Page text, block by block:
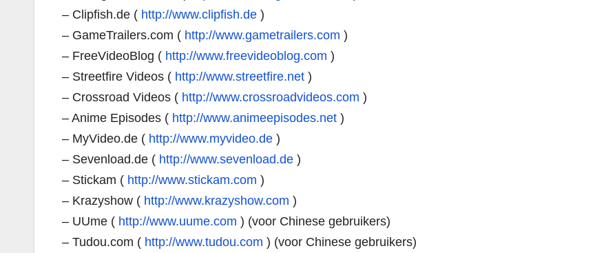
– Clipfish.de ( http://www.clipfish.de )
– GameTrailers.com ( http://www.gametrailers.com )
– FreeVideoBlog ( http://www.freevideoblog.com )
– Streetfire Videos ( http://www.streetfire.net )
– Crossroad Videos ( http://www.crossroadvideos.com )
– Anime Episodes ( http://www.animeepisodes.net )
– MyVideo.de ( http://www.myvideo.de )
– Sevenload.de ( http://www.sevenload.de )
– Stickam ( http://www.stickam.com )
– Krazyshow ( http://www.krazyshow.com )
– UUme ( http://www.uume.com ) (voor Chinese gebruikers)
– Tudou.com ( http://www.tudou.com ) (voor Chinese gebruikers)